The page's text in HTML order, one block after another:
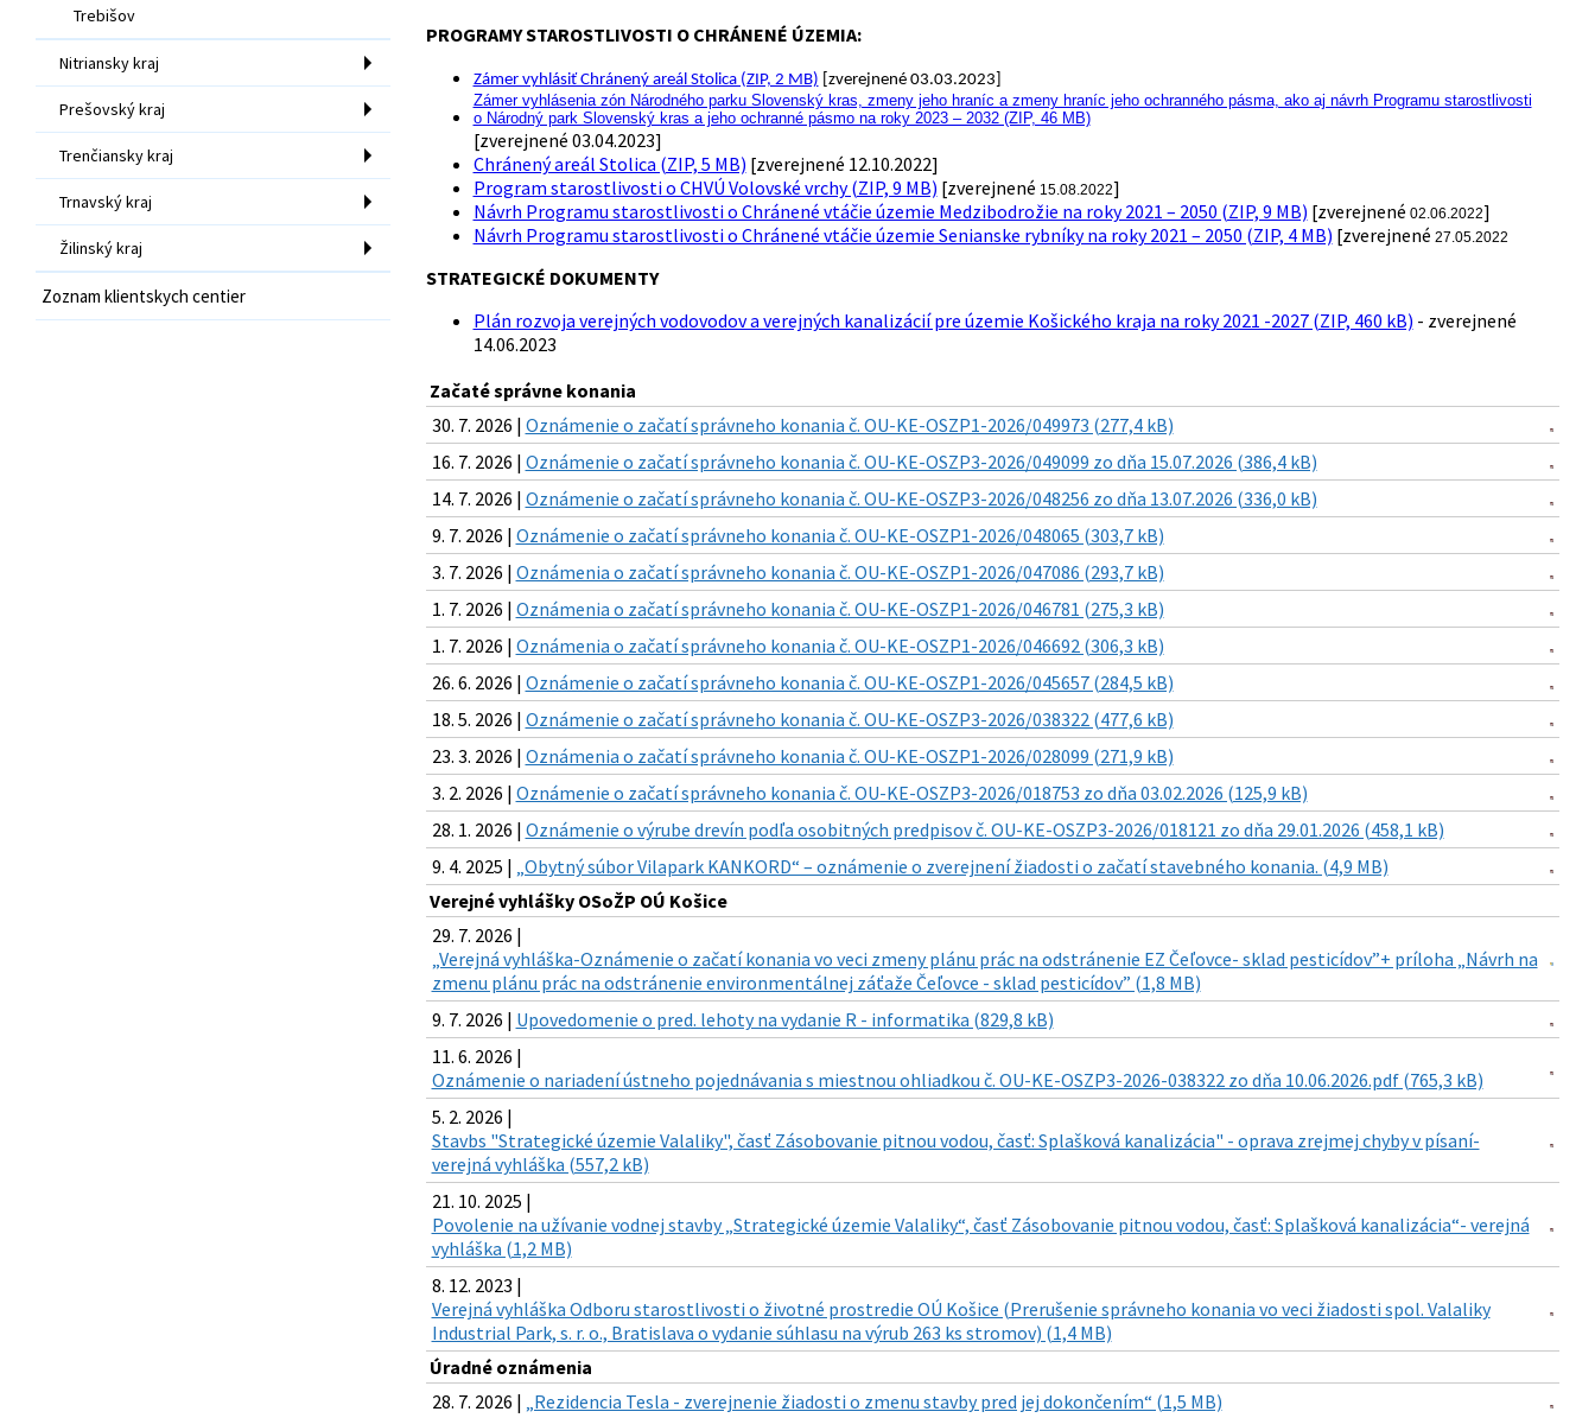
Trebišov
Nitriansky kraj
Prešovský kraj
Trenčiansky kraj
Trnavský kraj
Žilinský kraj
Zoznam klientskych centier
PROGRAMY STAROSTLIVOSTI O CHRÁNENÉ ÚZEMIA:
Zámer vyhlásiť Chránený areál Stolica (ZIP, 2 MB) [zverejnené 03.03.2023]
Zámer vyhlásenia zón Národného parku Slovenský kras, zmeny jeho hraníc a zmeny hraníc jeho ochranného pásma, ako aj návrh Programu starostlivosti
o Národný park Slovenský kras a jeho ochranné pásmo na roky 2023 – 2032 (ZIP, 46 MB)
[zverejnené 03.04.2023]
Chránený areál Stolica (ZIP, 5 MB) [zverejnené 12.10.2022]
Program starostlivosti o CHVÚ Volovské vrchy (ZIP, 9 MB) [zverejnené 15.08.2022]
Návrh Programu starostlivosti o Chránené vtáčie územie Medzibodrožie na roky 2021 – 2050 (ZIP, 9 MB) [zverejnené 02.06.2022]
Návrh Programu starostlivosti o Chránené vtáčie územie Senianske rybníky na roky 2021 – 2050 (ZIP, 4 MB) [zverejnené 27.05.2022
STRATEGICKÉ DOKUMENTY
Plán rozvoja verejných vodovodov a verejných kanalizácií pre územie Košického kraja na roky 2021 -2027 (ZIP, 460 kB) - zverejnené
14.06.2023
Začaté správne konania
30. 7. 2026 | Oznámenie o začatí správneho konania č. OU-KE-OSZP1-2026/049973 (277,4 kB)
16. 7. 2026 | Oznámenie o začatí správneho konania č. OU-KE-OSZP3-2026/049099 zo dňa 15.07.2026 (386,4 kB)
14. 7. 2026 | Oznámenie o začatí správneho konania č. OU-KE-OSZP3-2026/048256 zo dňa 13.07.2026 (336,0 kB)
9. 7. 2026 | Oznámenie o začatí správneho konania č. OU-KE-OSZP1-2026/048065 (303,7 kB)
3. 7. 2026 | Oznámenia o začatí správneho konania č. OU-KE-OSZP1-2026/047086 (293,7 kB)
1. 7. 2026 | Oznámenia o začatí správneho konania č. OU-KE-OSZP1-2026/046781 (275,3 kB)
1. 7. 2026 | Oznámenia o začatí správneho konania č. OU-KE-OSZP1-2026/046692 (306,3 kB)
26. 6. 2026 | Oznámenie o začatí správneho konania č. OU-KE-OSZP1-2026/045657 (284,5 kB)
18. 5. 2026 | Oznámenie o začatí správneho konania č. OU-KE-OSZP3-2026/038322 (477,6 kB)
23. 3. 2026 | Oznámenia o začatí správneho konania č. OU-KE-OSZP1-2026/028099 (271,9 kB)
3. 2. 2026 | Oznámenie o začatí správneho konania č. OU-KE-OSZP3-2026/018753 zo dňa 03.02.2026 (125,9 kB)
28. 1. 2026 | Oznámenie o výrube drevín podľa osobitných predpisov č. OU-KE-OSZP3-2026/018121 zo dňa 29.01.2026 (458,1 kB)
9. 4. 2025 | „Obytný súbor Vilapark KANKORD“ – oznámenie o zverejnení žiadosti o začatí stavebného konania. (4,9 MB)
Verejné vyhlášky OSoŽP OÚ Košice
29. 7. 2026 |
„Verejná vyhláška-Oznámenie o začatí konania vo veci zmeny plánu prác na odstránenie EZ Čeľovce- sklad pesticídov”+ príloha „Návrh na
zmenu plánu prác na odstránenie environmentálnej záťaže Čeľovce - sklad pesticídov” (1,8 MB)
9. 7. 2026 | Upovedomenie o pred. lehoty na vydanie R - informatika (829,8 kB)
11. 6. 2026 |
Oznámenie o nariadení ústneho pojednávania s miestnou ohliadkou č. OU-KE-OSZP3-2026-038322 zo dňa 10.06.2026.pdf (765,3 kB)
5. 2. 2026 |
Stavbs "Strategické územie Valaliky", časť Zásobovanie pitnou vodou, časť: Splašková kanalizácia" - oprava zrejmej chyby v písaní-
verejná vyhláška (557,2 kB)
21. 10. 2025 |
Povolenie na užívanie vodnej stavby „Strategické územie Valaliky“, časť Zásobovanie pitnou vodou, časť: Splašková kanalizácia“- verejná
vyhláška (1,2 MB)
8. 12. 2023 |
Verejná vyhláška Odboru starostlivosti o životné prostredie OÚ Košice (Prerušenie správneho konania vo veci žiadosti spol. Valaliky
Industrial Park, s. r. o., Bratislava o vydanie súhlasu na výrub 263 ks stromov) (1,4 MB)
Úradné oznámenia
28. 7. 2026 | „Rezidencia Tesla - zverejnenie žiadosti o zmenu stavby pred jej dokončením“ (1,5 MB)